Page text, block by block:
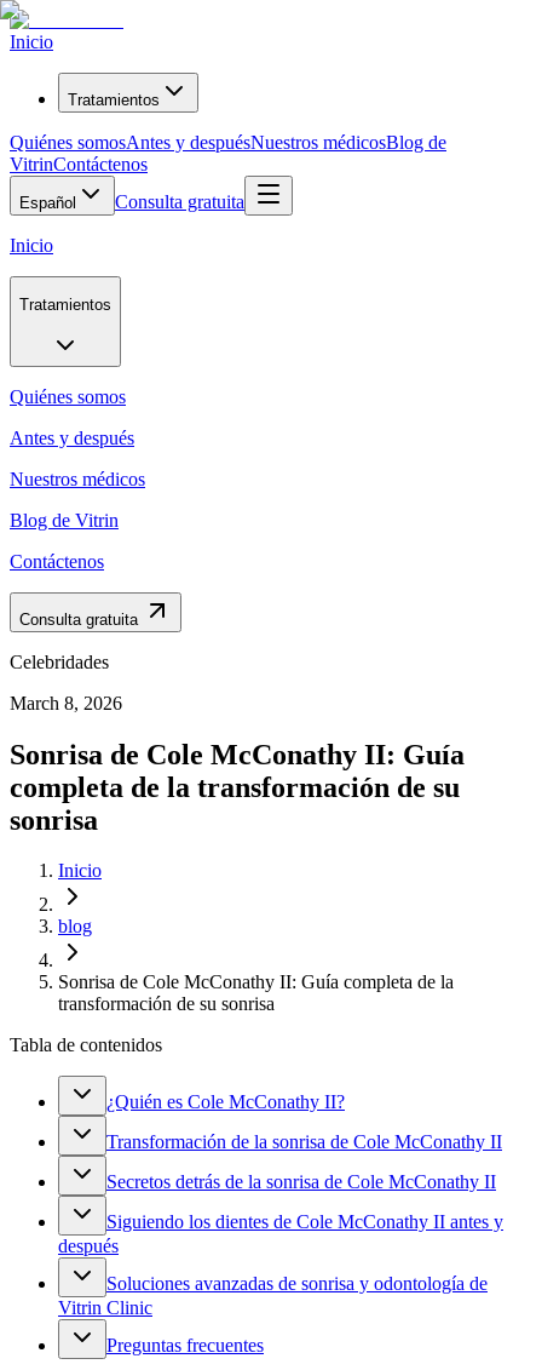
Inicio
Tratamientos
Quiénes somosAntes y despuésNuestros médicosBlog de
VitrinContáctenos
Español Consulta gratuita
Inicio
Tratamientos
Quiénes somos
Antes y después
Nuestros médicos
Blog de Vitrin
Contáctenos
Consulta gratuita
Celebridades
March 8, 2026
Sonrisa de Cole McConathy II: Guía
completa de la transformación de su
sonrisa
Inicio
blog
Sonrisa de Cole McConathy II: Guía completa de la
transformación de su sonrisa
Tabla de contenidos
¿Quién es Cole McConathy II?
Transformación de la sonrisa de Cole McConathy II
Secretos detrás de la sonrisa de Cole McConathy II
Siguiendo los dientes de Cole McConathy II antes y
después
Soluciones avanzadas de sonrisa y odontología de
Vitrin Clinic
Preguntas frecuentes